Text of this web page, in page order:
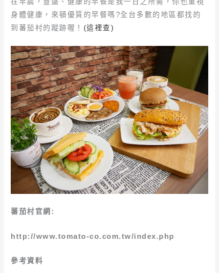
身體健康，來頓優質的早餐嗎?全台多數的地區都找的
到蕃茄村的蹤跡喔！ (這裡查)
蕃茄村官網:
http://www.tomato-co.com.tw/index.php
參考資料